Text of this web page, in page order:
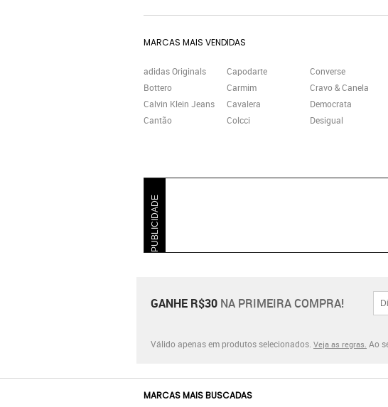
MARCAS MAIS VENDIDAS
adidas Originals
Bottero
Calvin Klein Jeans
Cantão
Capodarte
Carmim
Cavalera
Colcci
Converse
Cravo & Canela
Democrata
Desigual
PUBLICIDADE
GANHE R$30 NA PRIMEIRA COMPRA!
Válido apenas em produtos selecionados. Veja as regras. Ao
MARCAS MAIS BUSCADAS